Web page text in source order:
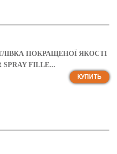
ПОКРАЩЕНОЇ ЯКОСТІ
SPRAY FILLE...
КУПИТЬ